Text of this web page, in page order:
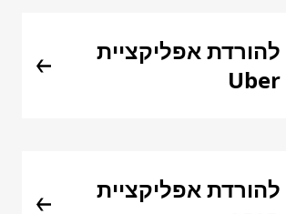
להורדת אפליקציית
Uber
להורדת אפליקציית